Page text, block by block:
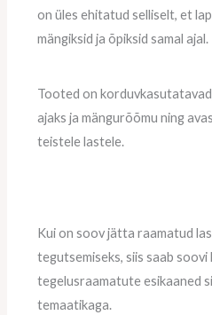
on üles ehitatud selliselt, et
mängiksid ja õpiksid samal ajal.
Tooted on
ajaks ja mängurõõmu ning
teistele lastele.
Kui on soov jätta raamatud
tegutsemiseks, siis saab soovi
tegelusraamatute esikaaned
temaatikaga.